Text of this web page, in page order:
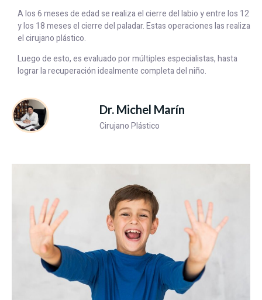
A los 6 meses de edad se realiza el cierre del labio y entre los 12
y los 18 meses el cierre del paladar. Estas operaciones las realiza
el cirujano plástico.
Luego de esto, es evaluado por múltiples especialistas, hasta
lograr la recuperación idealmente completa del niño.
Dr. Michel Marín
Cirujano Plástico